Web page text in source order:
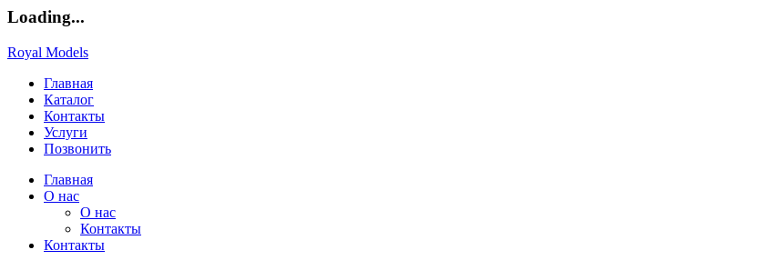
Loading...
Royal Models
Главная
Каталог
Контакты
Услуги
Позвонить
Главная
О нас
О нас
Контакты
Контакты